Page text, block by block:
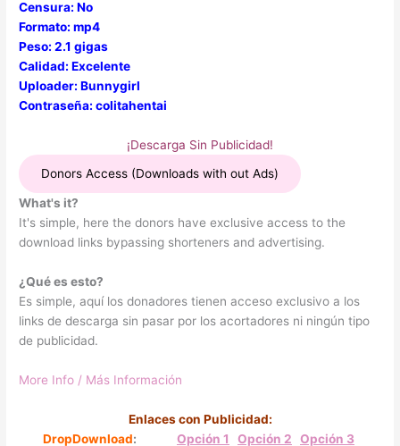
Censura: No
Formato: mp4
Peso: 2.1 gigas
Calidad: Excelente
Uploader: Bunnygirl
Contraseña: colitahentai
¡Descarga Sin Publicidad!
Donors Access (Downloads with out Ads)
What's it?
It's simple, here the donors have exclusive access to the
download links bypassing shorteners and advertising.
¿Qué es esto?
Es simple, aquí los donadores tienen acceso exclusivo a los
links de descarga sin pasar por los acortadores ni ningún tipo
de publicidad.
More Info / Más Información
Enlaces con Publicidad:
DropDownload: Opción 1 Opción 2
Opción 3